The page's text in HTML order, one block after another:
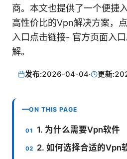
商。本文也提供了一个便捷
高性价比的Vpn解决方案，
入口点击链接- 官方页面入
解。
发布:2026-04-04· 更新:
ON THIS PAGE
1. 为什么需要Vpn软件
2. 如何选择合适的Vpn